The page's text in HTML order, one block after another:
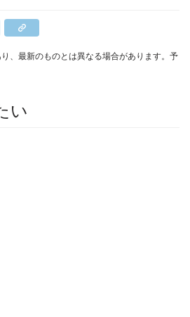
、最新のものとは異なる場合があります。予
い